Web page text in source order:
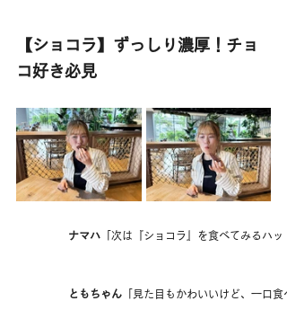
【ショコラ】ずっしり濃厚！チョ
コ好き必見
ナマハ 「次は『ショコラ』を食べてみるハ
ともちゃん 「見た目もかわいいけど、一口